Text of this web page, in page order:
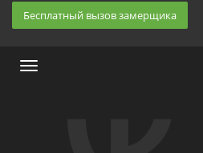
Бесплатный вызов замерщика
Меню